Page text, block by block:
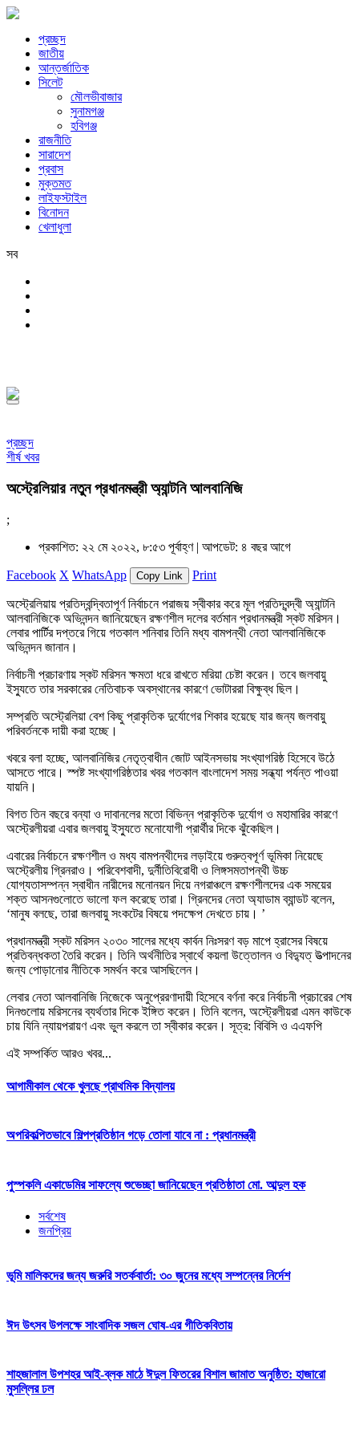
প্রচ্ছদ
জাতীয়
আন্তর্জাতিক
সিলেট
মৌলভীবাজার
সুনামগঞ্জ
হবিগঞ্জ
রাজনীতি
সারাদেশ
প্রবাস
মুক্তমত
লাইফস্টাইল
বিনোদন
খেলাধুলা
সব
প্রচ্ছদ
শীর্ষ খবর
অস্ট্রেলিয়ার নতুন প্রধানমন্ত্রী অ্যান্টনি আলবানিজি
;
প্রকাশিত: ২২ মে ২০২২, ৮:৫৩ পূর্বাহ্ণ | আপডেট: ৪ বছর আগে
Facebook X WhatsApp Copy Link Print
অস্ট্রেলিয়ায় প্রতিদ্বন্দ্বিতাপূর্ণ নির্বাচনে পরাজয় স্বীকার করে মূল প্রতিদ্বন্দ্বী অ্যান্টনি
আলবানিজিকে অভিনন্দন জানিয়েছেন রক্ষণশীল দলের বর্তমান প্রধানমন্ত্রী স্কট মরিসন।
লেবার পার্টির দপ্তরে গিয়ে গতকাল শনিবার তিনি মধ্য বামপন্থী নেতা আলবানিজিকে
অভিনন্দন জানান।
নির্বাচনী প্রচারণায় স্কট মরিসন ক্ষমতা ধরে রাখতে মরিয়া চেষ্টা করেন। তবে জলবায়ু
ইস্যুতে তার সরকারের নেতিবাচক অবস্থানের কারণে ভোটাররা বিক্ষুব্ধ ছিল।
সম্প্রতি অস্ট্রেলিয়া বেশ কিছু প্রাকৃতিক দুর্যোগের শিকার হয়েছে যার জন্য জলবায়ু
পরিবর্তনকে দায়ী করা হচ্ছে।
খবরে বলা হচ্ছে, আলবানিজির নেতৃত্বাধীন জোট আইনসভায় সংখ্যাগরিষ্ঠ হিসেবে উঠে
আসতে পারে। স্পষ্ট সংখ্যাগরিষ্ঠতার খবর গতকাল বাংলাদেশ সময় সন্ধ্যা পর্যন্ত পাওয়া
যায়নি।
বিগত তিন বছরে বন্যা ও দাবানলের মতো বিভিন্ন প্রাকৃতিক দুর্যোগ ও মহামারির কারণে
অস্ট্রেলীয়রা এবার জলবায়ু ইস্যুতে মনোযোগী প্রার্থীর দিকে ঝুঁকেছিল।
এবারের নির্বাচনে রক্ষণশীল ও মধ্য বামপন্থীদের লড়াইয়ে গুরুত্বপূর্ণ ভূমিকা নিয়েছে
অস্ট্রেলীয় গ্রিনরাও। পরিবেশবাদী, দুর্নীতিবিরোধী ও লিঙ্গসমতাপন্থী উচ্চ
যোগ্যতাসম্পন্ন স্বাধীন নারীদের মনোনয়ন দিয়ে নগরাঞ্চলে রক্ষণশীলদের এক সময়ের
শক্ত আসনগুলোতে ভালো ফল করেছে তারা। গ্রিনদের নেতা অ্যাডাম ব্যান্ডট বলেন,
‘মানুষ বলছে, তারা জলবায়ু সংকটের বিষয়ে পদক্ষেপ দেখতে চায়। ’
প্রধানমন্ত্রী স্কট মরিসন ২০৩০ সালের মধ্যে কার্বন নিঃসরণ বড় মাপে হ্রাসের বিষয়ে
প্রতিবন্ধকতা তৈরি করেন। তিনি অর্থনীতির স্বার্থে কয়লা উত্তোলন ও বিদ্যুত্ উত্পাদনের
জন্য পোড়ানোর নীতিকে সমর্থন করে আসছিলেন।
লেবার নেতা আলবানিজি নিজেকে অনুপ্রেরণাদায়ী হিসেবে বর্ণনা করে নির্বাচনী প্রচারের শেষ
দিনগুলোয় মরিসনের ব্যর্থতার দিকে ইঙ্গিত করেন। তিনি বলেন, অস্ট্রেলীয়রা এমন কাউকে
চায় যিনি ন্যায়পরায়ণ এবং ভুল করলে তা স্বীকার করেন। সূত্র: বিবিসি ও এএফপি
এই সম্পর্কিত আরও খবর...
আগামীকাল থেকে খুলছে প্রাথমিক বিদ্যালয়
অপরিকল্পিতভাবে শিল্পপ্রতিষ্ঠান গড়ে তোলা যাবে না : প্রধানমন্ত্রী
পুস্পকলি একাডেমির সাফল্যে শুভেচ্ছা জানিয়েছেন প্রতিষ্ঠাতা মো. আব্দুল হক
সর্বশেষ
জনপ্রিয়
ভূমি মালিকদের জন্য জরুরি সতর্কবার্তা: ৩০ জুনের মধ্যে সম্পন্নের নির্দেশ
ঈদ উৎসব উপলক্ষে সাংবাদিক সজল ঘোষ-এর গীতিকবিতায়
শাহজালাল উপশহর আই-ব্লক মাঠে ঈদুল ফিতরের বিশাল জামাত অনুষ্ঠিত: হাজারো
মুসল্লির ঢল